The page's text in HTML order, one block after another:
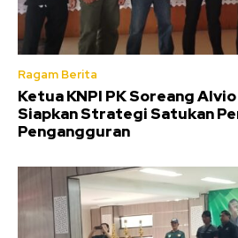
Ragam Berita
Ketua KNPI PK Soreang
Siapkan Strategi Satukan
Pengangguran